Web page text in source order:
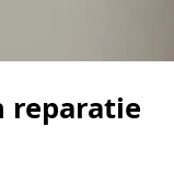
reparatie